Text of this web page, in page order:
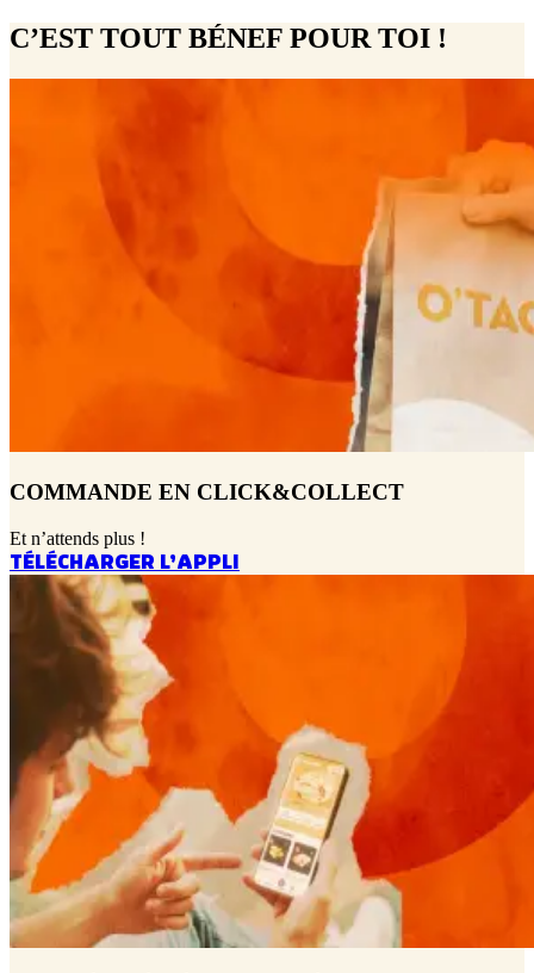
C’EST TOUT BÉNEF POUR TOI !
COMMANDE EN CLICK&COLLECT
Et n’attends plus !
TÉLÉCHARGER L’APPLI